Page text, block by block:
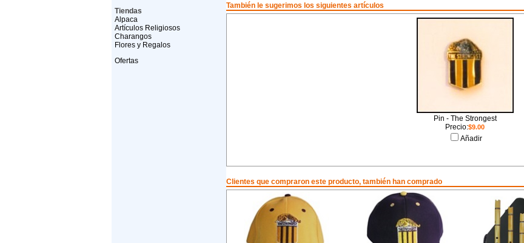
Tiendas
Alpaca
Artículos Religiosos
Charangos
Flores y Regalos
Ofertas
También le sugerimos los siguientes artículos
Pin - The Strongest
Precio:$9.00
Añadir
Clientes que compraron este producto, también han comprado